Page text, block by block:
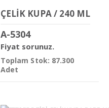
ÇELİK KUPA / 240 ML
A-5304
Fiyat sorunuz.
Toplam Stok: 87.300
Adet